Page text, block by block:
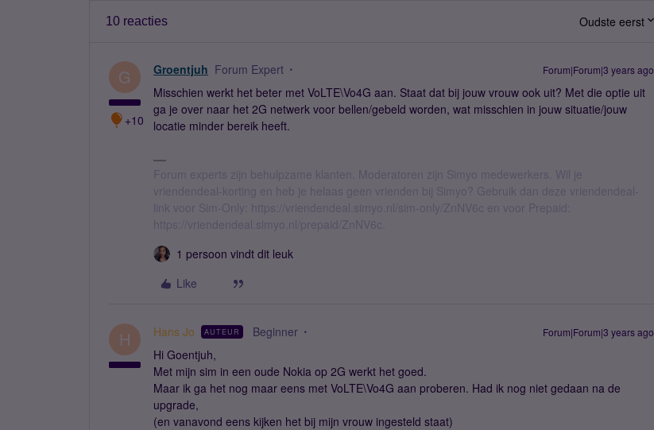
10 reacties Oudste eerst
G
+10
Groentjuh Forum Expert Forum|Forum|3 years ago
Misschien werkt het beter met VoLTE\Vo4G aan. Staat dat bij jouw vrouw ook uit? Met die optie uit
ga je over naar het 2G netwerk voor bellen/gebeld worden, wat misschien in jouw situatie/jouw
locatie minder bereik heeft.
Forum experts zijn behulpzame klanten. Moderatoren zijn Simyo medewerkers. Wil je
vriendendeal-korting en heb je helaas geen vrienden bij Simyo? Gebruik dan deze vriendendeal-
link voor Sim-Only: https://vriendendeal.simyo.nl/sim-only/ZnNV6c en voor Prepaid:
https://vriendendeal.simyo.nl/prepaid/ZnNV6c.
1 persoon vindt dit leuk
Like
H Hans Jo AUTEUR Beginner Forum|Forum|3 years ago
Hi Goentjuh,
Met mijn sim in een oude Nokia op 2G werkt het goed.
Maar ik ga het nog maar eens met VoLTE\Vo4G aan proberen. Had ik nog niet gedaan na de
upgrade,
(en vanavond eens kijken het bij mijn vrouw ingesteld staat)